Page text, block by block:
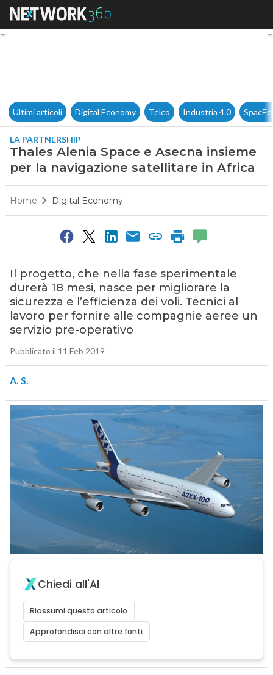
Thales Alenia Space e
Ultimi articoli Digital Economy Telco Industria 4.0
LA PARTNERSHIP
Thales Alenia Space e Asecna insieme
per la navigazione satellitare in Africa
Home Digital Economy
Il progetto, che nella fase sperimentale
durerà 18 mesi, nasce per migliorare la
sicurezza e l’efficienza dei voli. Tecnici al
lavoro per fornire alle compagnie aeree un
servizio pre-operativo
Pubblicato il 11 Feb 2019
A. S.
Chiedi all'AI
Riassumi questo articolo
Approfondisci con altre fonti